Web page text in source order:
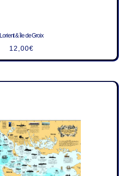
Lorient & île de Groix
12,00€